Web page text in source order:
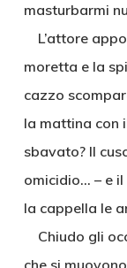
masturbarmi
L’attore
moretta e la
cazzo
la mattina con
sbavato? Il
omicidio… – e
la cappella le
Chiudo gli
che si